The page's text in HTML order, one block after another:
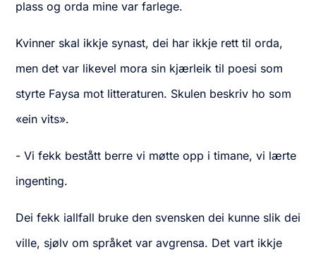
plass og orda mine var farlege.
Kvinner skal ikkje synast, dei har ikkje rett til orda,
men det var likevel mora sin kjærleik til poesi som
styrte Faysa mot litteraturen. Skulen beskriv ho som
«ein vits».
- Vi fekk bestått berre vi møtte opp i timane, vi lærte
ingenting.
Dei fekk iallfall bruke den svensken dei kunne slik dei
ville, sjølv om språket var avgrensa. Det vart ikkje